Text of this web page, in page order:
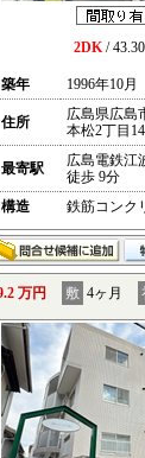
2DK/
築年 1996年10月
住所
広島県広島
本松2丁目
最寄駅
広島電鉄江
徒歩 9分
構造
鉄筋コンク
万円 敷 4ヶ月